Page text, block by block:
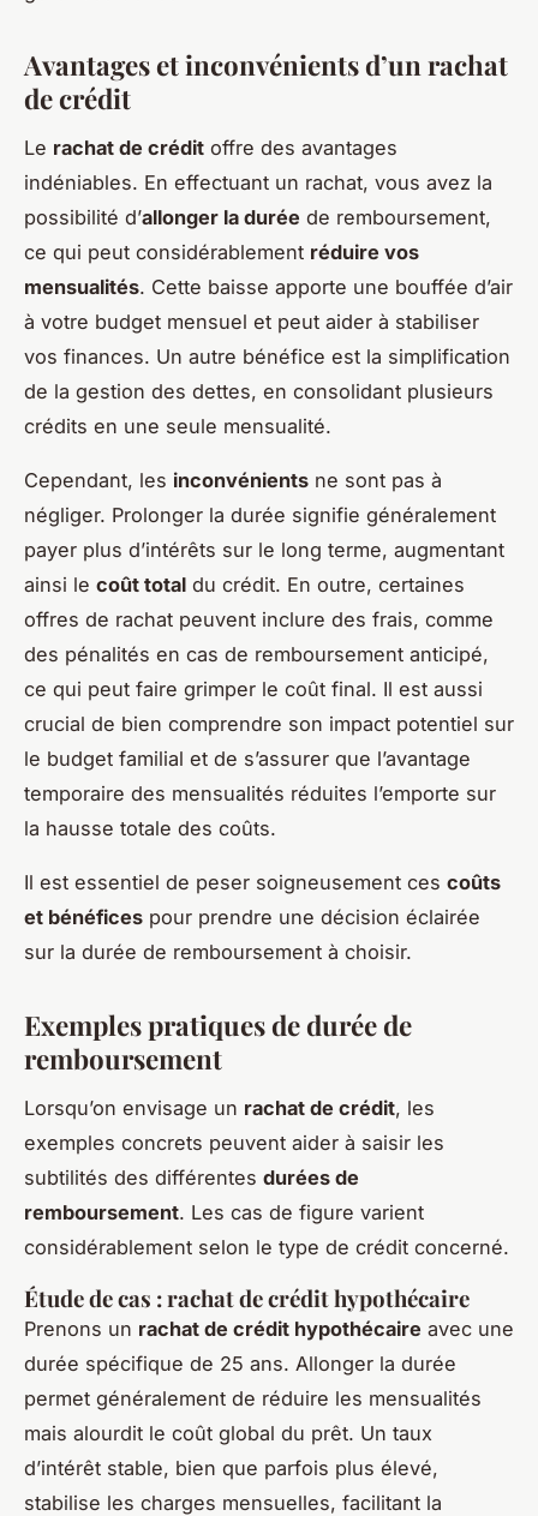
Avantages et inconvénients d’un rachat
de crédit
Le rachat de crédit offre des avantages
indéniables. En effectuant un rachat, vous avez la
possibilité d’allonger la durée de remboursement,
ce qui peut considérablement réduire vos
mensualités. Cette baisse apporte une bouffée d’air
à votre budget mensuel et peut aider à stabiliser
vos finances. Un autre bénéfice est la simplification
de la gestion des dettes, en consolidant plusieurs
crédits en une seule mensualité.
Cependant, les inconvénients ne sont pas à
négliger. Prolonger la durée signifie généralement
payer plus d’intérêts sur le long terme, augmentant
ainsi le coût total du crédit. En outre, certaines
offres de rachat peuvent inclure des frais, comme
des pénalités en cas de remboursement anticipé,
ce qui peut faire grimper le coût final. Il est aussi
crucial de bien comprendre son impact potentiel sur
le budget familial et de s’assurer que l’avantage
temporaire des mensualités réduites l’emporte sur
la hausse totale des coûts.
Il est essentiel de peser soigneusement ces coûts
et bénéfices pour prendre une décision éclairée
sur la durée de remboursement à choisir.
Exemples pratiques de durée de
remboursement
Lorsqu’on envisage un rachat de crédit, les
exemples concrets peuvent aider à saisir les
subtilités des différentes durées de
remboursement. Les cas de figure varient
considérablement selon le type de crédit concerné.
Étude de cas : rachat de crédit hypothécaire
Prenons un rachat de crédit hypothécaire avec une
durée spécifique de 25 ans. Allonger la durée
permet généralement de réduire les mensualités
mais alourdit le coût global du prêt. Un taux
d’intérêt stable, bien que parfois plus élevé,
stabilise les charges mensuelles, facilitant la